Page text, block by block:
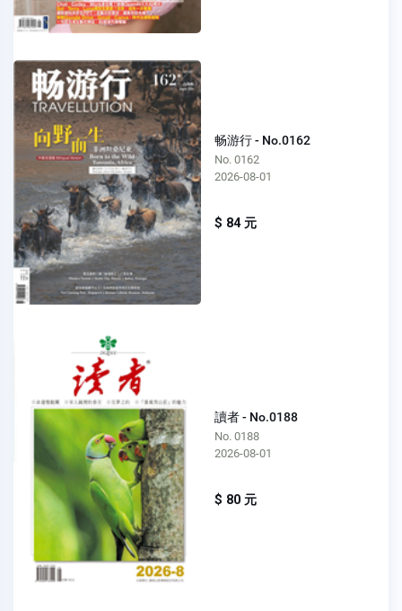
畅游行 - No.0162
No. 0162
2026-08-01
$ 84 元
讀者 - No.0188
No. 0188
2026-08-01
$ 80 元